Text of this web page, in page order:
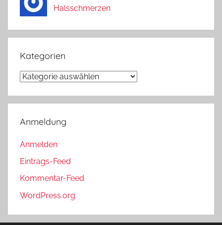
Halsschmerzen
Kategorien
Kategorien
Anmeldung
Anmelden
Eintrags-Feed
Kommentar-Feed
WordPress.org